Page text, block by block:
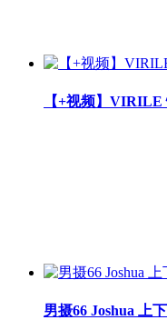
【+视频】
男摄66 Joshua 上